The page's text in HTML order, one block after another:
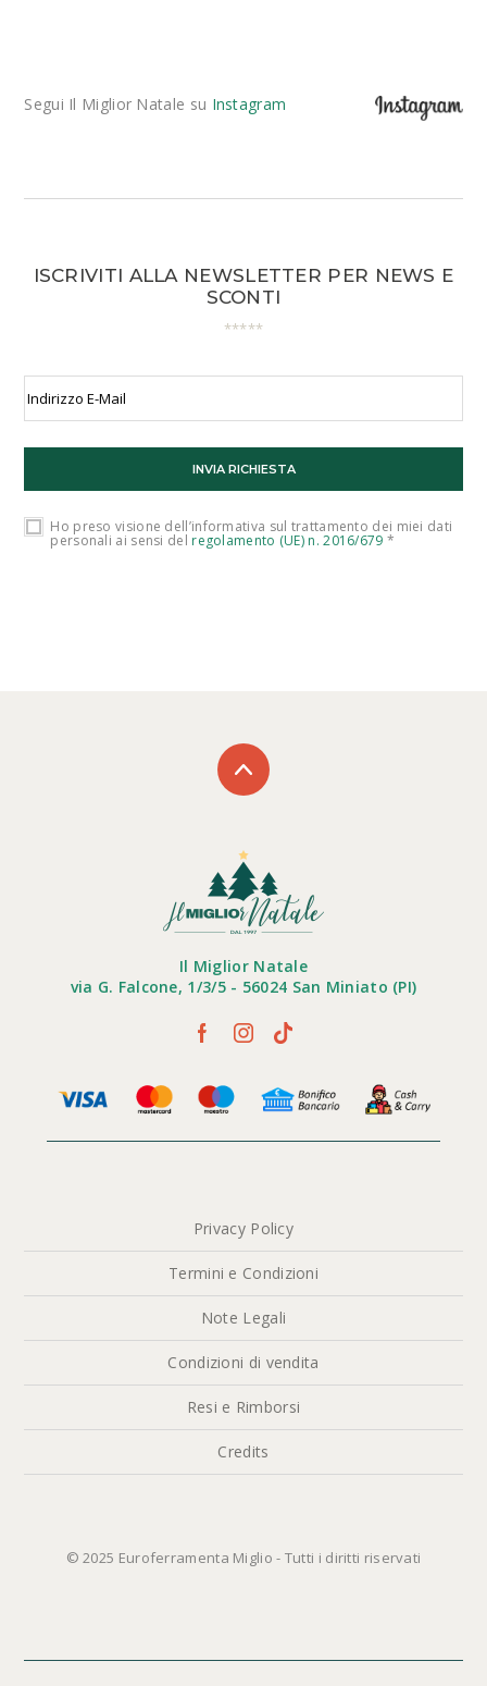
Segui Il Miglior Natale su Instagram
ISCRIVITI ALLA NEWSLETTER PER NEWS E
SCONTI
Ho preso visione dell’informativa sul trattamento dei miei dati
personali ai sensi del regolamento (UE) n. 2016/679 *
Il Miglior Natale
via G. Falcone, 1/3/5 - 56024 San Miniato (PI)
Privacy Policy
Termini e Condizioni
Note Legali
Condizioni di vendita
Resi e Rimborsi
Credits
© 2025 Euroferramenta Miglio - Tutti i diritti riservati